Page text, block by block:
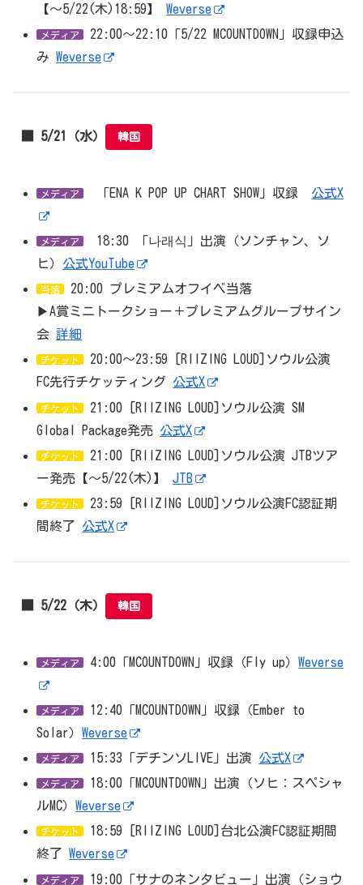
【〜5/22(木)18:59】Weverse
メディア
22:00～22:10「5/22 MCOUNTDOWN」収録申込
みWeverse
■ 5/21（水） 韓国
メディア 「ENA K POP UP CHART SHOW」収録 公式X
メディア
18:30 「나래식」出演（ソンチャン、ソ
ヒ） 公式YouTube
当落
20:00 プレミアムオフイベ当落
▶︎A賞ミニトークショー＋プレミアムグループサイン
会詳細
チケット
20:00〜23:59 [RIIZING LOUD]ソウル公演
FC先行チケッティング 公式X
チケット
21:00 [RIIZING LOUD]ソウル公演 SM
Global Package発売 公式X
チケット
21:00 [RIIZING LOUD]ソウル公演 JTBツア
ー発売【～5/22(木)】JTB
チケット
23:59 [RIIZING LOUD]ソウル公演FC認証期
間終了 公式X
■ 5/22（木） 韓国
メディア 4:00「MCOUNTDOWN」収録（Fly up）Weverse
メディア
12:40「MCOUNTDOWN」収録（Ember to
Solar）Weverse
メディア 15:33「デチンソLIVE」出演 公式X
メディア
18:00「MCOUNTDOWN」出演（ソヒ：スペシャ
ルMC）Weverse
チケット
18:59 [RIIZING LOUD]台北公演FC認証期間
終了Weverse
メディア
19:00「サナのネンタビュー」出演（ショウ